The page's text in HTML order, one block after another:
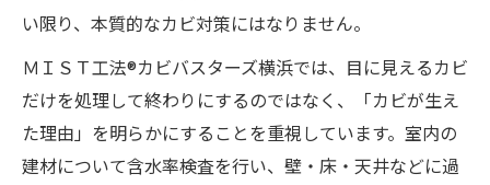
い限り、本質的なカビ対策にはなりません。
ＭＩＳＴ工法®カビバスターズ横浜では、目に見えるカビ
だけを処理して終わりにするのではなく、「カビが生え
た理由」を明らかにすることを重視しています。室内の
建材について含水率検査を行い、壁・床・天井などに過